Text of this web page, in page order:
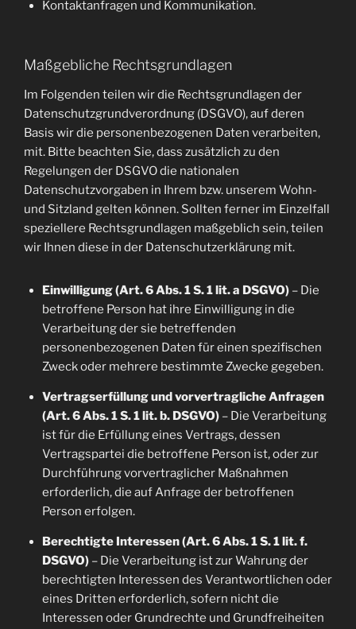
Kontaktanfragen und Kommunikation.
Maßgebliche Rechtsgrundlagen
Im Folgenden teilen wir die Rechtsgrundlagen der
Datenschutzgrundverordnung (DSGVO), auf deren
Basis wir die personenbezogenen Daten verarbeiten,
mit. Bitte beachten Sie, dass zusätzlich zu den
Regelungen der DSGVO die nationalen
Datenschutzvorgaben in Ihrem bzw. unserem Wohn-
und Sitzland gelten können. Sollten ferner im Einzelfall
speziellere Rechtsgrundlagen maßgeblich sein, teilen
wir Ihnen diese in der Datenschutzerklärung mit.
Einwilligung (Art. 6 Abs. 1 S. 1 lit. a DSGVO)– Die
betroffene Person hat ihre Einwilligung in die
Verarbeitung der sie betreffenden
personenbezogenen Daten für einen spezifischen
Zweck oder mehrere bestimmte Zwecke gegeben.
Vertragserfüllung und vorvertragliche Anfragen
(Art. 6 Abs. 1 S. 1 lit. b. DSGVO)– Die Verarbeitung
ist für die Erfüllung eines Vertrags, dessen
Vertragspartei die betroffene Person ist, oder zur
Durchführung vorvertraglicher Maßnahmen
erforderlich, die auf Anfrage der betroffenen
Person erfolgen.
Berechtigte Interessen (Art. 6 Abs. 1 S. 1 lit. f.
DSGVO)– Die Verarbeitung ist zur Wahrung der
berechtigten Interessen des Verantwortlichen oder
eines Dritten erforderlich, sofern nicht die
Interessen oder Grundrechte und Grundfreiheiten